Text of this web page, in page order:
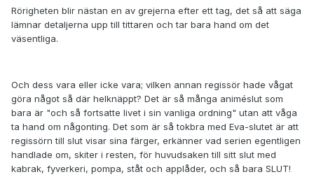
Rörigheten blir nästan en av grejerna efter ett tag, det så att säga
lämnar detaljerna upp till tittaren och tar bara hand om det
väsentliga.
Och dess vara eller icke vara; vilken annan regissör hade vågat
göra något så där helknäppt? Det är så många animéslut som
bara är "och så fortsatte livet i sin vanliga ordning" utan att våga
ta hand om någonting. Det som är så tokbra med Eva-slutet är att
regissörn till slut visar sina färger, erkänner vad serien egentligen
handlade om, skiter i resten, för huvudsaken till sitt slut med
kabrak, fyverkeri, pompa, ståt och applåder, och så bara SLUT!